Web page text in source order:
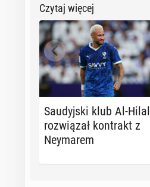
Czytaj więcej
Sau­dyj­ski klub Al-Hilal
roz­wią­zał kon­trakt z
Ney­ma­rem